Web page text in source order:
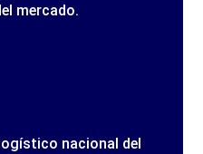
mercado.
nacional del